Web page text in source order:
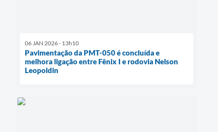
06 JAN 2026 - 13h10
Pavimentação da PMT-050 é concluída e
melhora ligação entre Fênix I e rodovia Nelson
Leopoldin